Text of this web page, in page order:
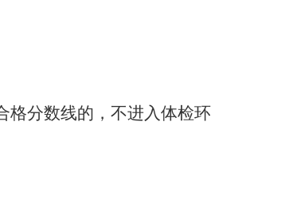
格分数线的，不进入体检环